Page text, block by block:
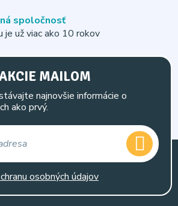
spoločnosť
je už viac ako 10 rokov
MAILOM
najnovšie informácie o
ako prvý.
osobných údajov